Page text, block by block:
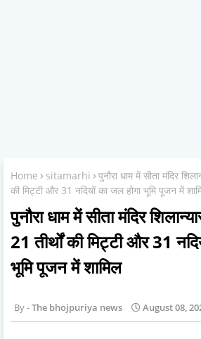
Home sitamarhi
पुनौरा धाम में सीता मंदिर
की मिट्टी और 31 नदियों का जल होगा भूमि पूजन में
पुनौरा धाम में सीता मंदिर
21 तीर्थों की मिट्टी और 31
भूमि पूजन में शामिल
The bhojpuriya news August 08,